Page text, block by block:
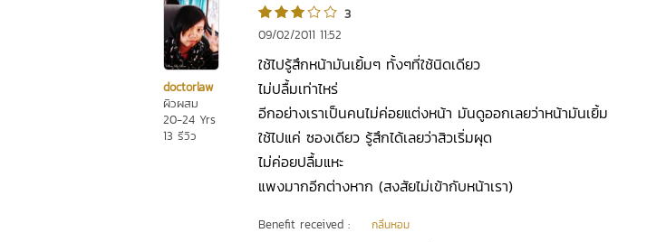
doctorlaw
ผิวผสม
20-24 Yrs
13 รีวิว
3
09/02/2011 11:52
ใช้ไปรู้สึกหน้ามันเยิ้มๆ ทั้งๆที่ใช้นิดเดียว
ไม่ปลื้มเท่าไหร่
อีกอย่างเราเป็นคนไม่ค่อยแต่งหน้า มันดูออกเลยว่าหน้ามันเยิ้ม
ใช้ไปแค่ ซองเดียว รู้สึกได้เลยว่าสิวเริ่มผุด
ไม่ค่อยปลื้มแหะ
แพงมากอีกต่างหาก (สงสัยไม่เข้ากับหน้าเรา)
Benefit received : กลิ่นหอม